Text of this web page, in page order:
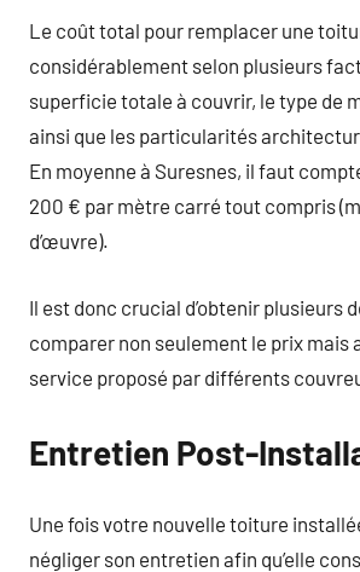
Le coût total pour remplacer une
considérablement selon plusieurs
superficie totale à couvrir, le type de
ainsi que les particularités
En moyenne à Suresnes, il faut
200 € par mètre carré tout compris
d’œuvre).
Il est donc crucial d’obtenir plusieurs
comparer non seulement le prix mais
service proposé par différents
Entretien Post-
Une fois votre nouvelle toiture
négliger son entretien afin qu’elle